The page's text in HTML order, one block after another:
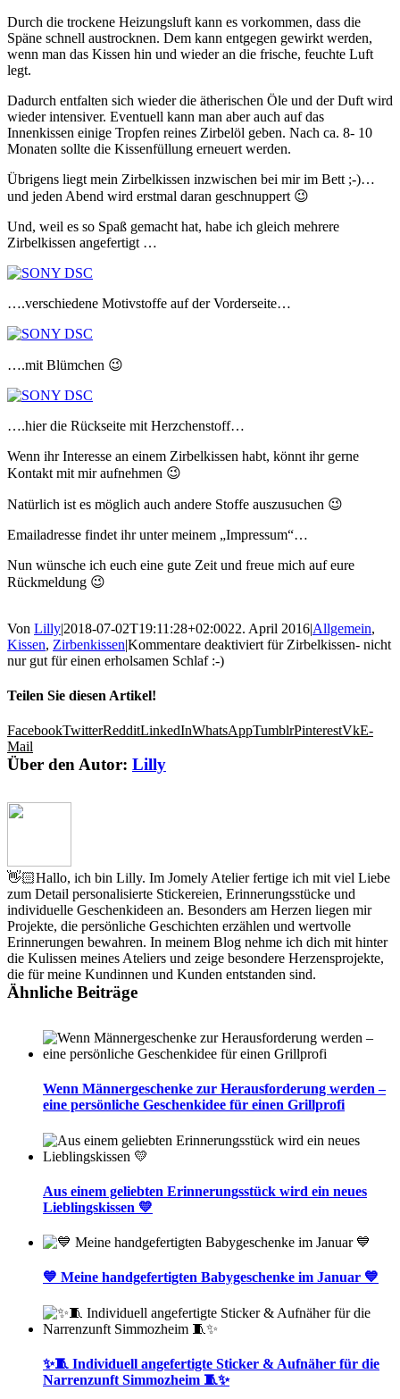
Durch die trockene Heizungsluft kann es vorkommen, dass die
Späne schnell austrocknen. Dem kann entgegen gewirkt werden,
wenn man das Kissen hin und wieder an die frische, feuchte Luft
legt.
Dadurch entfalten sich wieder die ätherischen Öle und der Duft wird
wieder intensiver. Eventuell kann man aber auch auf das
Innenkissen einige Tropfen reines Zirbelöl geben. Nach ca. 8- 10
Monaten sollte die Kissenfüllung erneuert werden.
Übrigens liegt mein Zirbelkissen inzwischen bei mir im Bett ;-)…
und jeden Abend wird erstmal daran geschnuppert 😉
Und, weil es so Spaß gemacht hat, habe ich gleich mehrere
Zirbelkissen angefertigt …
….verschiedene Motivstoffe auf der Vorderseite…
….mit Blümchen 😉
….hier die Rückseite mit Herzchenstoff…
Wenn ihr Interesse an einem Zirbelkissen habt, könnt ihr gerne
Kontakt mit mir aufnehmen 😉
Natürlich ist es möglich auch andere Stoffe auszusuchen 😉
Emailadresse findet ihr unter meinem „Impressum“…
Nun wünsche ich euch eine gute Zeit und freue mich auf eure
Rückmeldung 😉
Von Lilly|2018-07-02T19:11:28+02:0022. April 2016|Allgemein,
Kissen, Zirbenkissen|Kommentare deaktiviert für Zirbelkissen- nicht
nur gut für einen erholsamen Schlaf :-)
Teilen Sie diesen Artikel!
FacebookTwitterRedditLinkedInWhatsAppTumblrPinterestVkE-
Mail
Über den Autor: Lilly
👋🏻Hallo, ich bin Lilly. Im Jomely Atelier fertige ich mit viel Liebe
zum Detail personalisierte Stickereien, Erinnerungsstücke und
individuelle Geschenkideen an. Besonders am Herzen liegen mir
Projekte, die persönliche Geschichten erzählen und wertvolle
Erinnerungen bewahren. In meinem Blog nehme ich dich mit hinter
die Kulissen meines Ateliers und zeige besondere Herzensprojekte,
die für meine Kundinnen und Kunden entstanden sind.
Ähnliche Beiträge
Wenn Männergeschenke zur Herausforderung werden –
eine persönliche Geschenkidee für einen Grillprofi
Aus einem geliebten Erinnerungsstück wird ein neues
Lieblingskissen 💛
💙 Meine handgefertigten Babygeschenke im Januar 💙
✨🧵 Individuell angefertigte Sticker & Aufnäher für die
Narrenzunft Simmozheim 🧵✨